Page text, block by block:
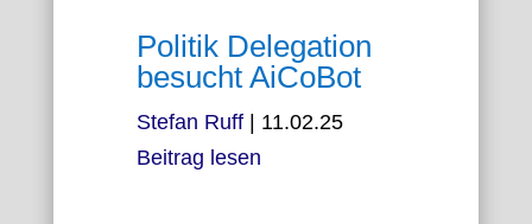
Politik Delegation
besucht AiCoBot
Stefan Ruff
11.02.25
Beitrag lesen